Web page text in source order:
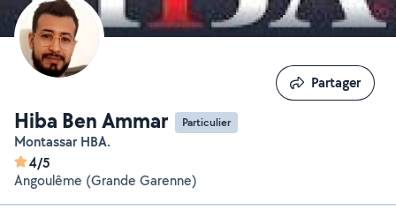
Hiba Ben Ammar Particulier
Montassar HBA.
4/5
Angoulême (Grande Garenne)
Partager
Partager